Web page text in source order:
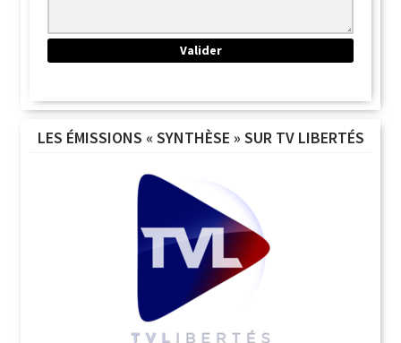
LES ÉMISSIONS « SYNTHÈSE » SUR TV LIBERTÉS